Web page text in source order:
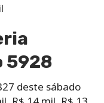
5928
deste sábado